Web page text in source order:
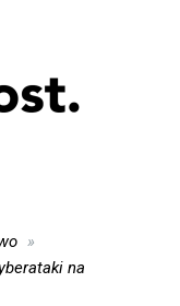
na